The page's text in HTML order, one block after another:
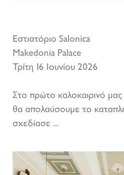
Εστιατόριο Salonica
Makedonia Palace
Τρίτη 16 Ιουνίου 2026
Στο πρώτο καλοκαιρινό μας
θα απολαύσουμε το
σχεδίασε ...